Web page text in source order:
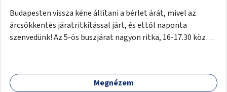
Budapesten vissza kéne állítani a bérlet árát, mivel az
árcsökkentés járatritkítással járt, és ettől naponta
szenvedünk! Az 5-ös buszjárat nagyon ritka, 16-17.30 között
kell utaznunk, gyerekkel együtt minden nap. Sokkal többet
érnénk vele, ha növelnék a bérlet árát és gyakorítanák a
Megnézem